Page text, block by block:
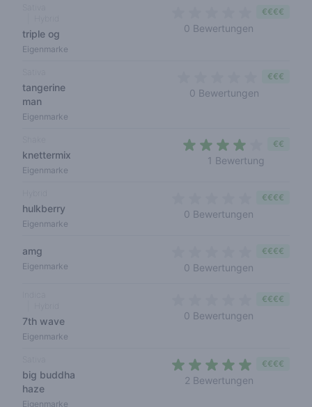
triple og
Eigenmarke
0 Bewertungen
€€€€
tangerine
man
Eigenmarke
0 Bewertungen
€€€
knettermix
Eigenmarke
1 Bewertung
€€
hulkberry
Eigenmarke
0 Bewertungen
€€€€
amg
Eigenmarke 0 Bewertungen
€€€€
7th wave
Eigenmarke
0 Bewertungen
€€€€
big buddha
haze
Eigenmarke
2 Bewertungen
€€€€